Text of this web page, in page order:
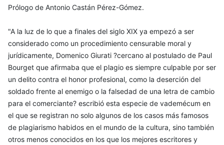
Prólogo de Antonio Castán Pérez-Gómez.
"A la luz de lo que a finales del siglo XIX ya empezó a ser
considerado como un procedimiento censurable moral y
jurídicamente, Domenico Giurati ?cercano al postulado de Paul
Bourget que afirmaba que el plagio es siempre culpable por ser
un delito contra el honor profesional, como la deserción del
soldado frente al enemigo o la falsedad de una letra de cambio
para el comerciante? escribió esta especie de vademécum en
el que se registran no solo algunos de los casos más famosos
de plagiarismo habidos en el mundo de la cultura, sino también
otros menos conocidos en los que los mejores escritores y